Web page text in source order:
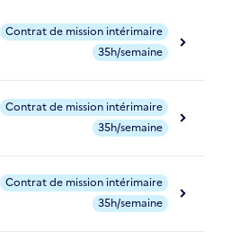
Contrat de mission intérimaire
35h/semaine
Contrat de mission intérimaire
35h/semaine
Contrat de mission intérimaire
35h/semaine